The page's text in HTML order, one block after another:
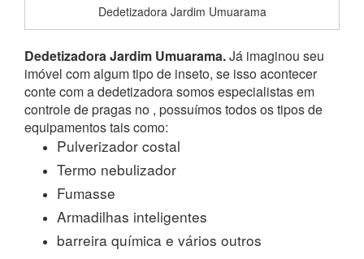
Dedetizadora Jardim Umuarama
Dedetizadora Jardim Umuarama.Já imaginou seu
imóvel com algum tipo de inseto, se isso acontecer
conte com a dedetizadora somos especialistas em
controle de pragas no , possuímos todos os tipos de
equipamentos tais como:
Pulverizador costal
Termo nebulizador
Fumasse
Armadilhas inteligentes
barreira química e vários outros